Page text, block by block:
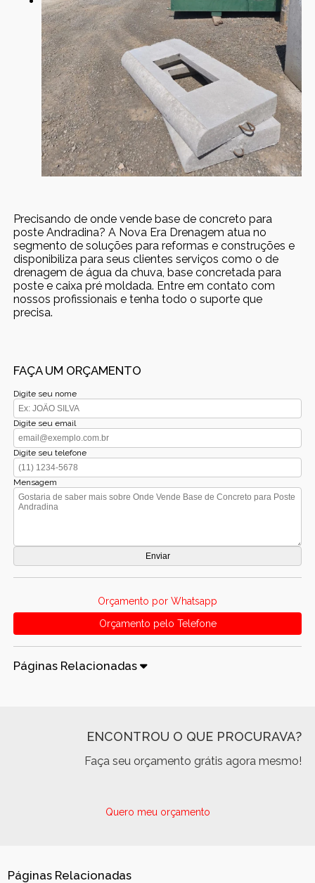
Precisando de onde vende base de concreto para
poste Andradina? A Nova Era Drenagem atua no
segmento de soluções para reformas e construções e
disponibiliza para seus clientes serviços como o de
drenagem de água da chuva, base concretada para
poste e caixa pré moldada. Entre em contato com
nossos profissionais e tenha todo o suporte que
precisa.
FAÇA UM ORÇAMENTO
Digite seu nome
Digite seu email
Digite seu telefone
Mensagem
Orçamento por Whatsapp
Orçamento pelo Telefone
Páginas Relacionadas
ENCONTROU O QUE PROCURAVA?
Faça seu orçamento grátis agora mesmo!
Quero meu orçamento
Páginas Relacionadas